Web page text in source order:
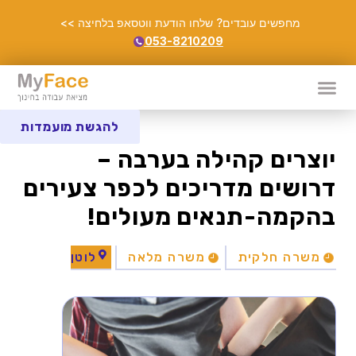
מחפשים עובדים? שלחו הודעת ווטסאפ בלחיצה >>
053-8210209
יוצרים קהילה בערבה –
דרושים מדריכים לכפר צעירים
בהקמה-תנאים מעולים!
משרה חלקית משרה מלאה לוטן
להגשת מועמדות